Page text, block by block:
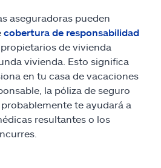
aseguradoras pueden
cobertura de responsabilidad
de vivienda
vivienda. Esto significa
en tu casa de vacaciones
la póliza de seguro
te ayudará a
resultantes o los